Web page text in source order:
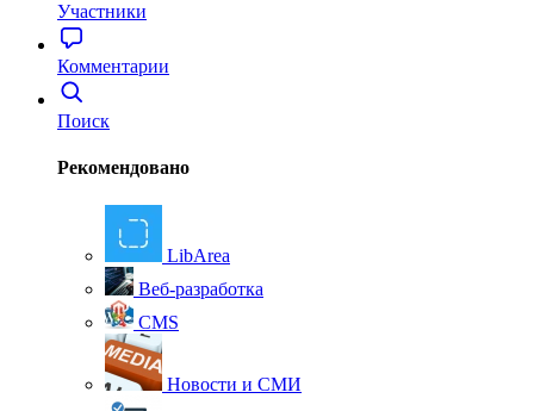
Участники
Комментарии
Поиск
Рекомендовано
LibArea
Веб-разработка
CMS
Новости и СМИ